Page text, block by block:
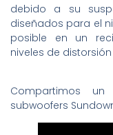
debido a su
diseñados para el
posible en un
niveles de
Compartimos
subwoofers